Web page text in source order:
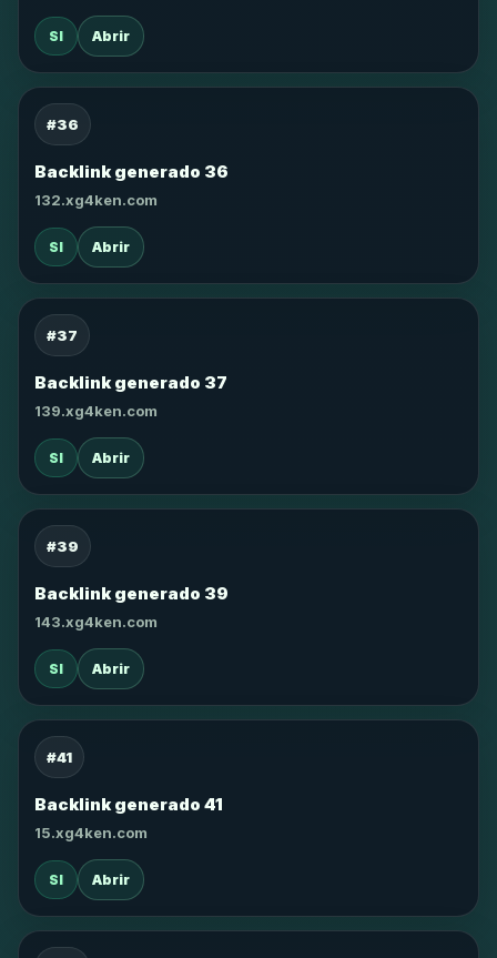
SI Abrir
#36
Backlink generado 36
132.xg4ken.com
SI Abrir
#37
Backlink generado 37
139.xg4ken.com
SI Abrir
#39
Backlink generado 39
143.xg4ken.com
SI Abrir
#41
Backlink generado 41
15.xg4ken.com
SI Abrir